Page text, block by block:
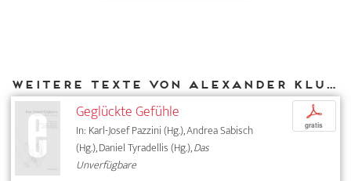
Weitere Texte von Alexander Kluge bei DIAPHANES
Geglückte Gefühle
In: Karl-Josef Pazzini (Hg.), Andrea Sabisch
(Hg.), Daniel Tyradellis (Hg.),Das
Unverfügbare
p
gratis